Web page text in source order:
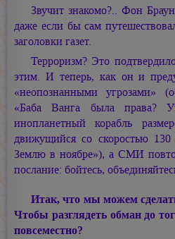
Звучит знакомо?.. Фон
даже если бы сам
заголовки газет.
Терроризм? Это
этим. И теперь, как он и
«неопознанными угрозами»
«Баба Ванга была права?
инопланетный корабль
движущийся со скоростью
Землю в ноябре»), а СМИ
послание: бойтесь,
Итак, что мы можем
Чтобы разглядеть обман до
повсеместно?